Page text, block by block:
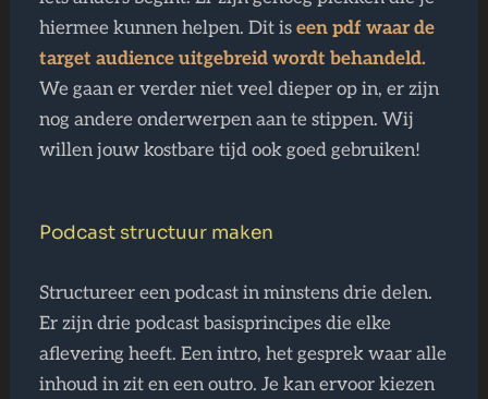
hiermee kunnen helpen. Dit iseen pdf waar de
target audience uitgebreid wordt behandeld.
We gaan er verder niet veel dieper op in, er zijn
nog andere onderwerpen aan te stippen. Wij
willen jouw kostbare tijd ook goed gebruiken!
Podcast structuur maken
Structureer een podcast in minstens drie delen.
Er zijn drie podcast basisprincipes die elke
aflevering heeft. Een intro, het gesprek waar alle
inhoud in zit en een outro. Je kan ervoor kiezen